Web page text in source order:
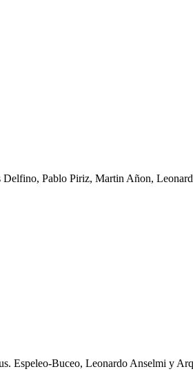
Pablo Piriz, Martin Añon,
Espeleo-Buceo, Leonardo Anselmi y